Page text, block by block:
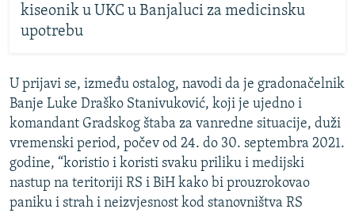
kiseonik u UKC u Banjaluci za medicinsku
upotrebu
U prijavi se, između ostalog, navodi da je gradonačelnik
Banje Luke Draško Stanivuković, koji je ujedno i
komandant Gradskog štaba za vanredne situacije, duži
vremenski period, počev od 24. do 30. septembra 2021.
godine, “koristio i koristi svaku priliku i medijski
nastup na teritoriji RS i BiH kako bi prouzrokovao
paniku i strah i neizvjesnost kod stanovništva RS